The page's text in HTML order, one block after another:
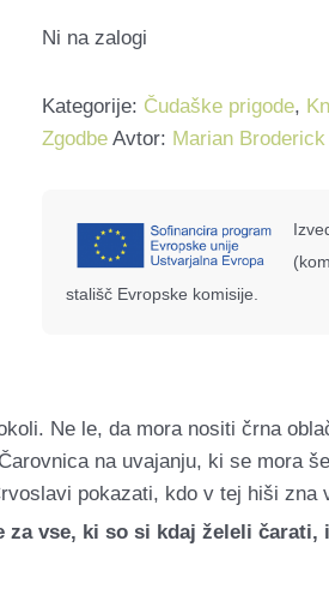
Ni na zalogi
Kategorije: Čudaške prigode,
Zgodbe Avtor: Marian Broderick
stališč Evropske komisije.
Ne le, da mora nositi črna
na uvajanju, ki se mora
pokazati, kdo v tej hiši zna
za vse, ki so si kdaj želeli